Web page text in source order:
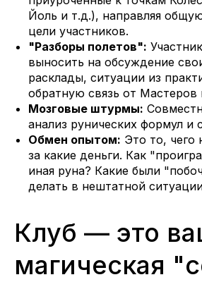
Йоль и т.д.), направляя
цели участников.
"Разборы полетов":
выносить на обсуждение
расклады, ситуации из
обратную связь от Мастеров
Мозговые штурмы:
анализ рунических формул и
Обмен опытом: Это то, чего
за какие деньги. Как
иная руна? Какие были
делать в нештатной
Клуб — это
магическая